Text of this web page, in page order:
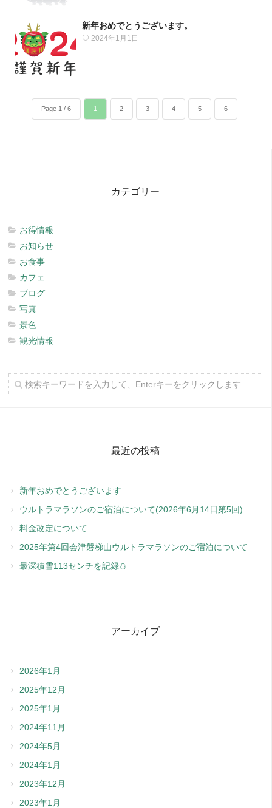
新年おめでとうございます。
2024年1月1日
Page 1 / 6 1 2 3 4 5 6
カテゴリー
お得情報
お知らせ
お食事
カフェ
ブログ
写真
景色
観光情報
最近の投稿
新年おめでとうございます
ウルトラマラソンのご宿泊について(2026年6月14日第5回)
料金改定について
2025年第4回会津磐梯山ウルトラマラソンのご宿泊について
最深積雪113センチを記録⛄️
アーカイブ
2026年1月
2025年12月
2025年1月
2024年11月
2024年5月
2024年1月
2023年12月
2023年1月